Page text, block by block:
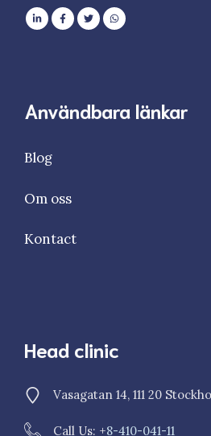
Användbara länkar
Blog
Om oss
Kontact
Head clinic
Vasagatan 14, 111 20
Call Us: +8-410-041-11